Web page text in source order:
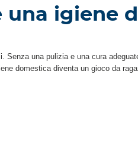
igiene
una pulizia e una cura
domestica diventa un gioco da